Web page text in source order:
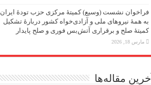
فراخوان نشست (وسیع)‌ کمیتهٔ‌ مرکزی حزب تودهٔ ایران
به همهٔ نیروهای ملی و آزادی‌خواه کشور دربارهٔ تشکیل
کمیتهٔ صلح و برقراری آتش‌بس فوری و صلح پایدار
مارس 18, 2026
آخرین مقاله‌ها